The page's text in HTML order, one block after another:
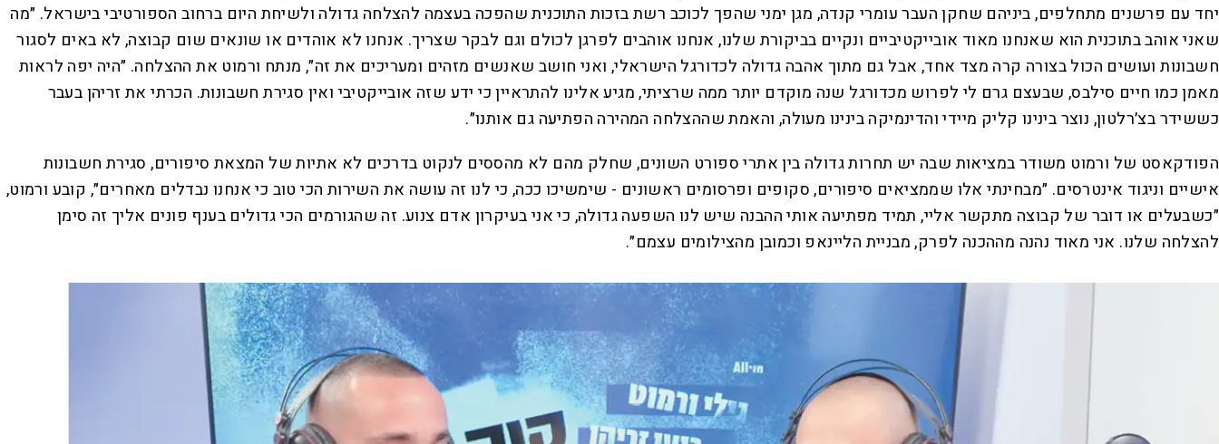
יחד עם פרשנים מתחלפים, ביניהם שחקן העבר עומרי קנדה, מגן ימני שהפך לכוכב רשת בזכות התוכנית שהפכה בעצמה להצלחה גדולה ולשיחת היום ברחוב הספורטיבי בישראל. ״מה
שאני אוהב בתוכנית הוא שאנחנו מאוד אובייקטיביים ונקיים בביקורת שלנו, אנחנו אוהבים לפרגן לכולם וגם לבקר שצריך. אנחנו לא אוהדים או שונאים שום קבוצה, לא באים לסגור
חשבונות ועושים הכול בצורה קרה מצד אחד, אבל גם מתוך אהבה גדולה לכדורגל הישראלי, ואני חושב שאנשים מזהים ומעריכים את זה״, מנתח ורמוט את ההצלחה. ״היה יפה לראות
מאמן כמו חיים סילבס, שבעצם גרם לי לפרוש מכדורגל שנה מוקדם יותר ממה שרציתי, מגיע אלינו להתראיין כי ידע שזה אובייקטיבי ואין סגירת חשבונות. הכרתי את זריהן בעבר
כששידר בצ׳רלטון, נוצר בינינו קליק מיידי והדינמיקה בינינו מעולה, והאמת שההצלחה המהירה הפתיעה גם אותנו״.
הפודקאסט של ורמוט משודר במציאות שבה יש תחרות גדולה בין אתרי ספורט השונים, שחלק מהם לא מהססים לנקוט בדרכים לא אתיות של המצאת סיפורים, סגירת חשבונות
אישיים וניגוד אינטרסים. ״מבחינתי אלו שממציאים סיפורים, סקופים ופרסומים ראשונים - שימשיכו ככה, כי לנו זה עושה את השירות הכי טוב כי אנחנו נבדלים מאחרים״, קובע ורמוט,
״כשבעלים או דובר של קבוצה מתקשר אליי, תמיד מפתיעה אותי ההבנה שיש לנו השפעה גדולה, כי אני בעיקרון אדם צנוע. זה שהגורמים הכי גדולים בענף פונים אליך זה סימן
להצלחה שלנו. אני מאוד נהנה מההכנה לפרק, מבניית הליינאפ וכמובן מהצילומים עצמם״.